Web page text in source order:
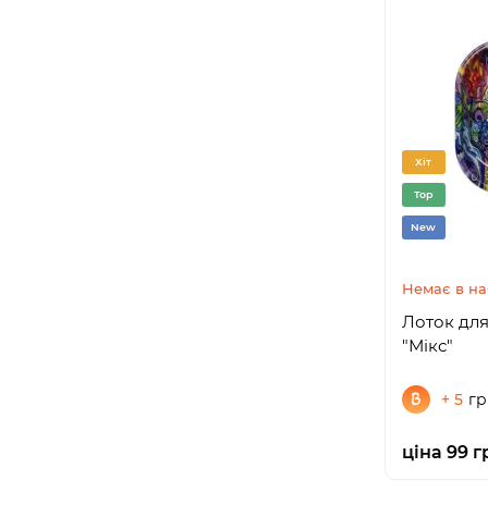
Хіт
Top
New
Немає в
Лоток
"Мікс"
+ 5
ціна 99